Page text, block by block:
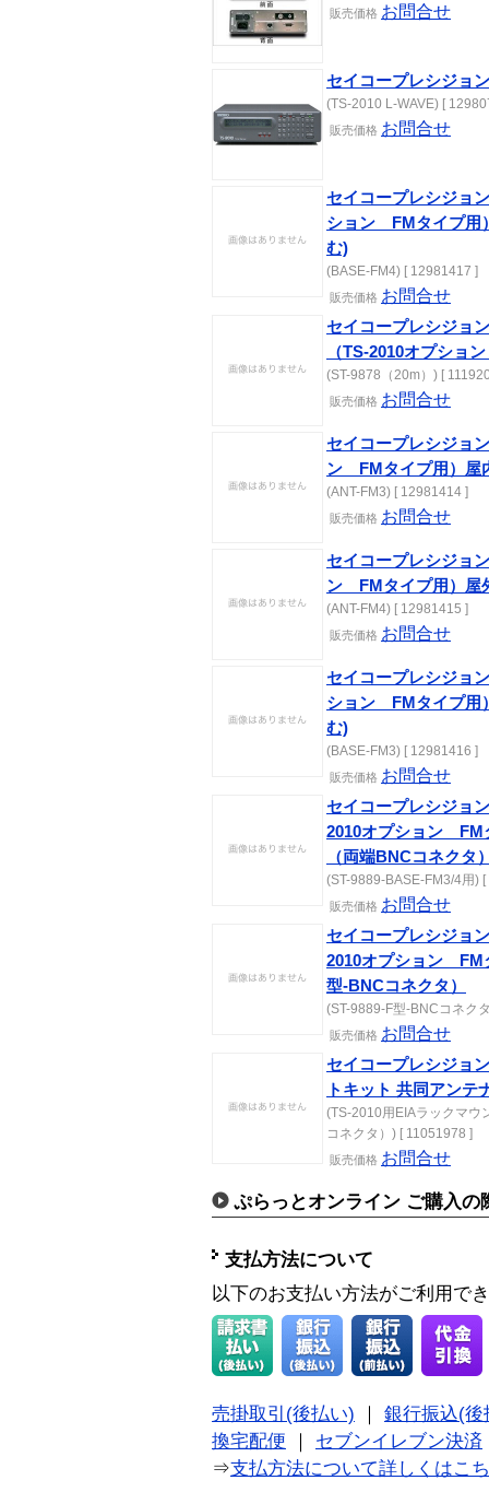
販売価格 お問合せ
セイコープレシジョ
(TS-2010 L-WAVE) [
販売価格 お問合せ
セイコープレシジョ
ション FMタイプ用
む)
(BASE-FM4) [ 12981417 ]
販売価格 お問合せ
セイコープレシジョ
（TS-2010オプショ
(ST-9878（20m）) [
販売価格 お問合せ
セイコープレシジョ
ン FMタイプ用）屋
(ANT-FM3) [ 12981414 ]
販売価格 お問合せ
セイコープレシジョ
ン FMタイプ用）屋
(ANT-FM4) [ 12981415 ]
販売価格 お問合せ
セイコープレシジョ
ション FMタイプ用
む)
(BASE-FM3) [ 12981416 ]
販売価格 お問合せ
セイコープレシジョ
2010オプション FM
（両端BNCコネクタ
(ST-9889-BASE-FM3/4用)
販売価格 お問合せ
セイコープレシジョ
2010オプション FM
型-BNCコネクタ）
(ST-9889-F型-BNCコネク
販売価格 お問合せ
セイコープレシジョ
トキット 共同アン
(TS-2010用EIAラックマウ
コネクタ）) [ 11051978 ]
販売価格 お問合せ
ぷらっとオンライン ご購入の
支払方法について
以下のお支払い方法がご利用で
売掛取引(後払い)
銀行振込(後
換宅配便
セブンイレブン決済
⇒支払方法について詳しくはこ